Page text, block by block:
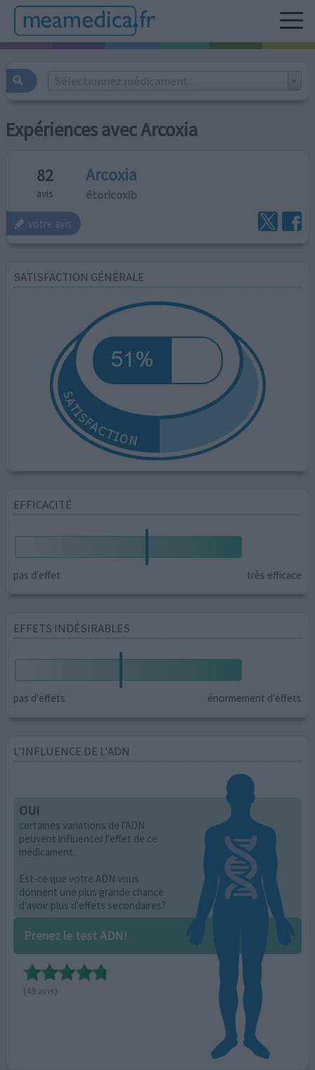
Sélectionnez médicament...
Expériences avec Arcoxia
82
avis
Arcoxia
étoricoxib
votre avis
SATISFACTION GÉNÉRALE
EFFICACITÉ
pas d'effet très efficace
EFFETS INDÉSIRABLES
pas d'effets énormement d'effets
L’INFLUENCE DE L'ADN
OUI
certaines variations de l'ADN
peuvent influencer l'effet de ce
médicament.
Est-ce que votre ADN vous
donnent une plus grande chance
d'avoir plus d'effets secondaires?
Prenez le test ADN!
(49 avis)